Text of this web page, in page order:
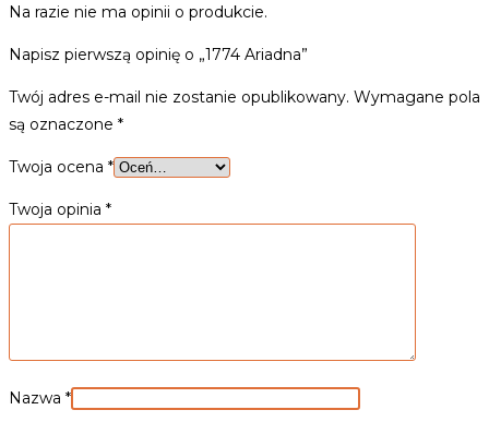
Na razie nie ma opinii o produkcie.
Napisz pierwszą opinię o „1774 Ariadna”
Twój adres e-mail nie zostanie opublikowany. Wymagane pola
są oznaczone *
Twoja ocena *
Twoja opinia *
Nazwa *